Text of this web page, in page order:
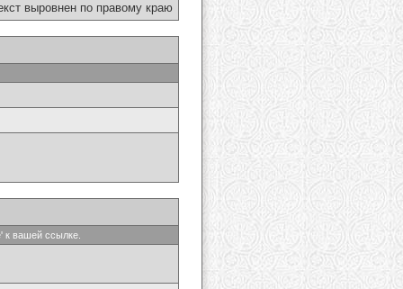
выровнен по правому краю
к вашей ссылке.